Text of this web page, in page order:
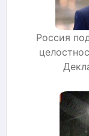
Россия